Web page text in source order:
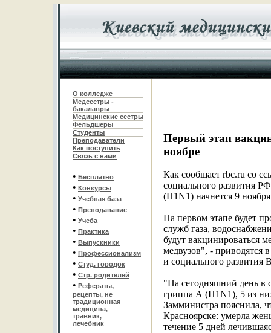
О колледже
Медсестры -
бакалавры
Медицинские сестры
Фельдшеры
Студенты
Преподаватели
Как поступить
Связь с нами
• Бесплатно
• Конкурсы
• Учебная база
• Преподавание
• Учеба
• Практика
• Выпускники
• Профессионализм
• Студ. городок
• Стр. родителей
• Рефераты,
рецепты, не
традиционная
медицина,
травник,
лечебник
Первый этап
ноябре
Как сообщает rbc.ru со
социального развития
(H1N1) начнется 9
На первом этапе будет
служб газа,
будут вакцинироваться
медвузов", - приводятся
и социального
"На сегодняшний день в
гриппа А (H1N1), 5 из
Замминистра пояснила,
Красноярске: умерла
течение 5 дней